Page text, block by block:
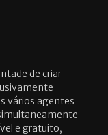
de criar
vários agentes
e gratuito,